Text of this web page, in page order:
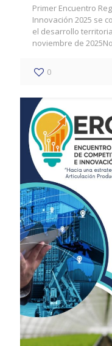
Primer Encuentro
Innovación 2025 se
el desarrollo
noviembre de
0